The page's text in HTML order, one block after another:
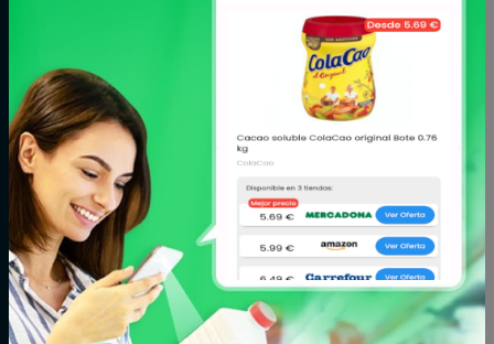
galletas
Congelados
Conservas,
caldos y cremas
Cuidado facial y
corporal
Fitoterapia y
parafarmacia
Fruta y verdura
Limpieza y hogar
Marisco y
pescado
Mascotas
Panadería y
pastelería
Pizzas y platos
preparados
Postres y
Zumos